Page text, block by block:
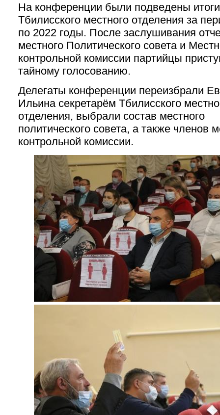
На конференции были подведены
Тбилисского местного отделения за
по 2022 годы. После заслушивания
местного Политического совета и
контрольной комиссии партийцы
тайному голосованию.
Делегаты конференции переизбрали
Ильина секретарём Тбилисского
отделения, выбрали состав местного
политического совета, а также членов
контрольной комиссии.